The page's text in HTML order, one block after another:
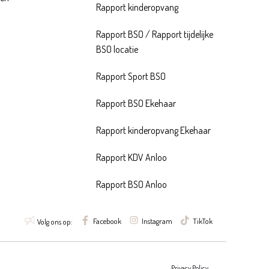
Rapport kinderopvang
Rapport BSO /Rapport tijdelijke
BSO locatie
Rapport Sport BSO
Rapport BSO Ekehaar
Rapport kinderopvang Ekehaar
Rapport KDV Anloo
Rapport BSO Anloo
Volg ons op: Facebook Instagram TikTok